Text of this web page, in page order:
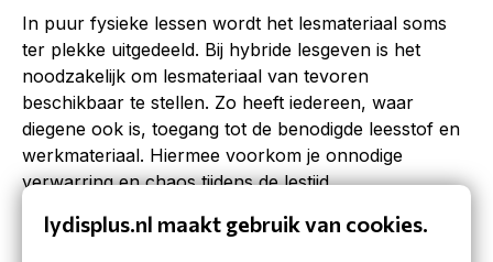
In puur fysieke lessen wordt het lesmateriaal soms
ter plekke uitgedeeld. Bij hybride lesgeven is het
noodzakelijk om lesmateriaal van tevoren
beschikbaar te stellen. Zo heeft iedereen, waar
diegene ook is, toegang tot de benodigde leesstof en
werkmateriaal. Hiermee voorkom je onnodige
verwarring en chaos tijdens de lestijd.
lydisplus.nl maakt gebruik van cookies.